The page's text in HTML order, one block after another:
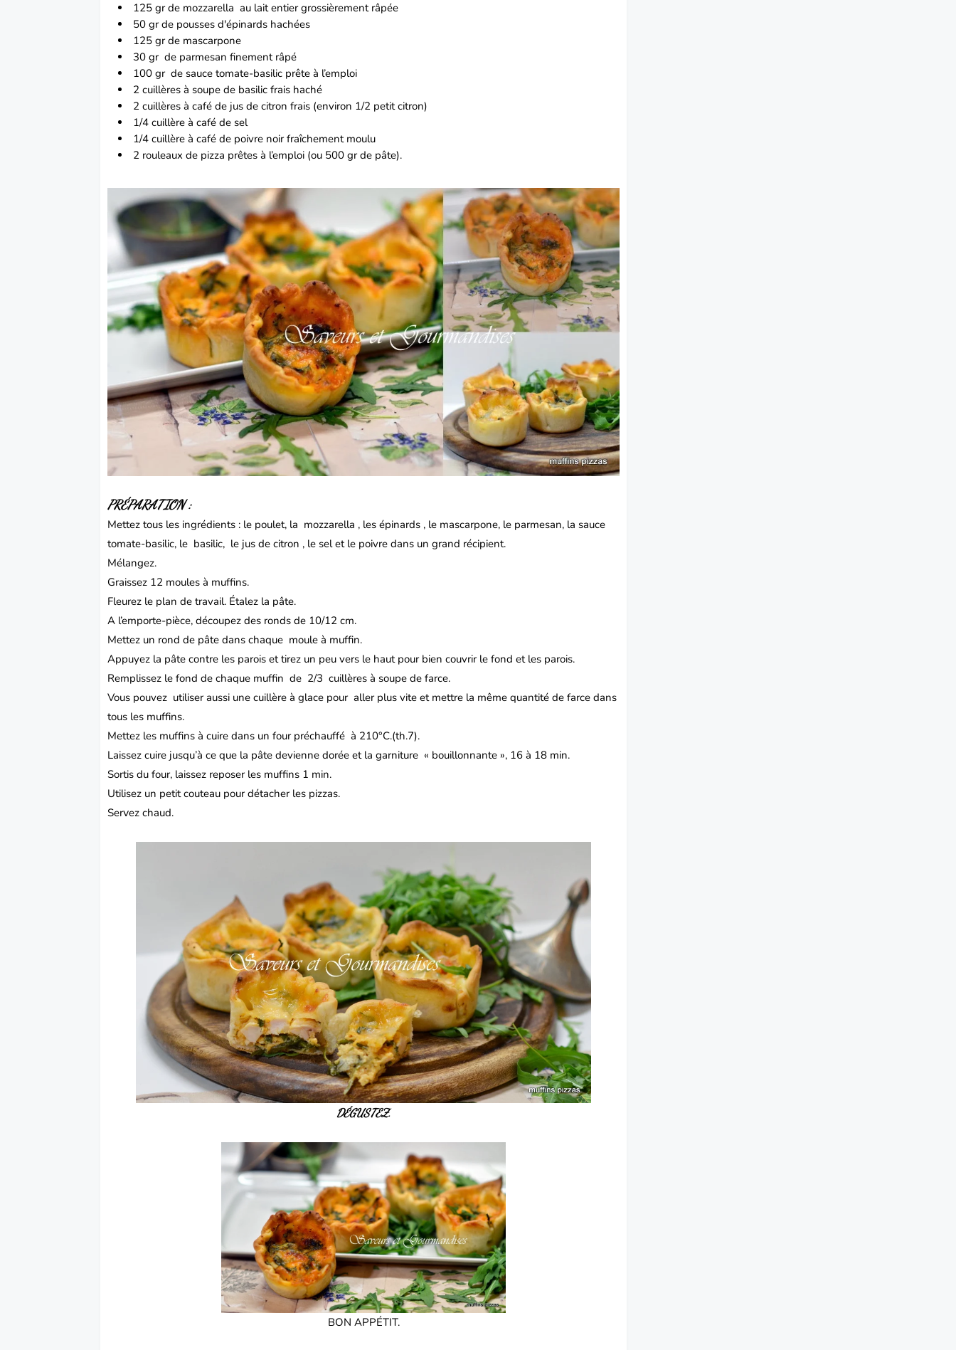
125 gr de mozzarella au lait entier grossièrement râpée
50 gr de poussesd'épinards hachées
125 gr de mascarpone
30 gr de parmesan finement râpé
100 gr de saucetomate-basilic prête à l’emploi
2 cuillères à soupe de basilic frais haché
2 cuillères à café de jus de citron frais (environ 1/2 petit citron)
1/4 cuillère à café de sel
1/4 cuillère à café de poivre noir fraîchement moulu
2 rouleaux de pizza prêtes à l’emploi (ou 500 gr de pâte).
PRÉPARATION :
Mettez tous les ingrédients : le poulet, la mozzarella , les épinards , le mascarpone, le parmesan, la sauce
tomate-basilic, le basilic, le jus de citron , le sel et le poivre dans un grand récipient.
Mélangez.
Graissez 12 moules à muffins.
Fleurez le plan de travail. Étalez la pâte.
A l’emporte-pièce, découpez des ronds de 10/12 cm.
Mettez un rond de pâte dans chaque moule à muffin.
Appuyez la pâte contre les parois et tirez un peu vers le haut pour bien couvrir le fond et les parois.
Remplissez le fond de chaque muffin de 2/3 cuillères à soupe de farce.
Vous pouvez utiliser aussi une cuillère à glace pour aller plus vite et mettre la même quantité de farce dans
tous les muffins.
Mettez les muffins à cuire dans un four préchauffé à 210°C.(th.7).
Laissez cuire jusqu’à ce que la pâte devienne dorée et la garniture « bouillonnante », 16 à 18 min.
Sortis du four, laissez reposer les muffins 1 min.
Utilisez un petit couteau pour détacher les pizzas.
Servez chaud.
DÉGUSTEZ.
BON APPÉTIT.